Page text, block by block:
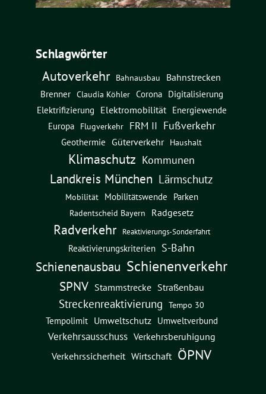
Schlagwörter
Autoverkehr Bahnausbau
Bahnstrecken
Brenner Claudia Köhler Corona
Digitalisierung
Elektrifizierung
Elektromobilität Energiewende
Europa Flugverkehr FRM II Fußverkehr
Geothermie Güterverkehr Haushalt
Klimaschutz Kommunen
Landkreis München Lärmschutz
Mobilität Mobilitätswende Parken
Radentscheid Bayern Radgesetz
Radverkehr Reaktivierungs-Sonderfahrt
Reaktivierungskriterien S-Bahn
Schienenausbau Schienenverkehr
SPNV Stammstrecke Straßenbau
Streckenreaktivierung Tempo 30
Tempolimit Umweltschutz Umweltverbund
Verkehrsausschuss Verkehrsberuhigung
Verkehrssicherheit Wirtschaft ÖPNV